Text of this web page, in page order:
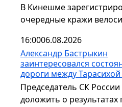
В Кинешме
очередные кражи
16:0006.08.2026
Александр Бастрыкин
заинтересовался
дороги между
Председатель СК
доложить о результатах